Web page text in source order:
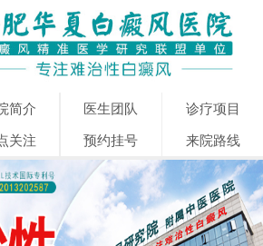
简介 医生团队 诊疗项目
关注 预约挂号 来院路线